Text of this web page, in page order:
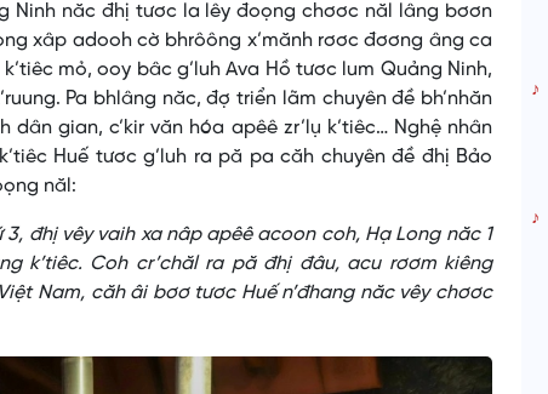
Ninh năc đhị tươc la lêy đoọng chơơc năl lâng bơơn
xâp adooh cờ bhrôông x’mănh rơơc đơơng âng ca
mỏ, ooy bâc g’luh Ava Hồ tươc lum Quảng Ninh,
Pa bhlâng năc, đợ triển lãm chuyên đề bh’nhăn
dân gian, c’kir văn hóa apêê zr’lụ k’tiêc… Nghệ nhân
Huế tươc g’luh ra pă pa căh chuyên đề đhị Bảo
năl:
đhị vêy vaih xa nâp apêê acoon coh, Hạ Long năc 1
k’tiêc. Coh cr’chăl ra pă đhị đâu, acu rơơm kiêng
Nam, căh âi bơơ tươc Huế n’đhang năc vêy chơơc